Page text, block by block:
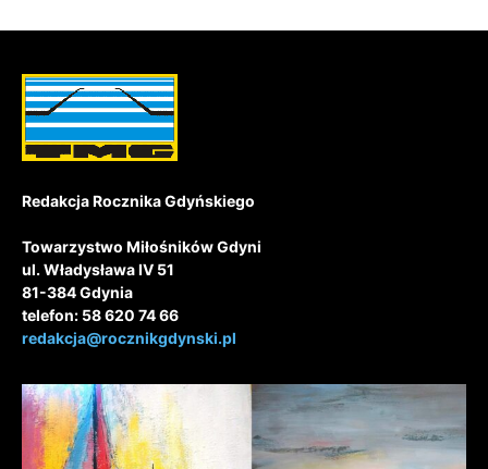
Redakcja Rocznika Gdyńskiego
Towarzystwo Miłośników Gdyni
ul. Władysława IV 51
81-384 Gdynia
telefon: 58 620 74 66
redakcja@rocznikgdynski.pl